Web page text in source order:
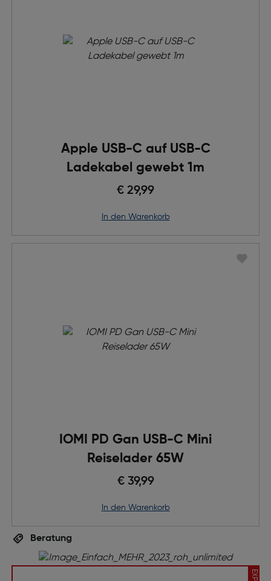
Apple USB-C auf USB-C
Ladekabel gewebt 1m
€ 29,99
in den Warenkorb
IOMI PD Gan USB-C Mini
Reiselader 65W
€ 39,99
in den Warenkorb
Beratung